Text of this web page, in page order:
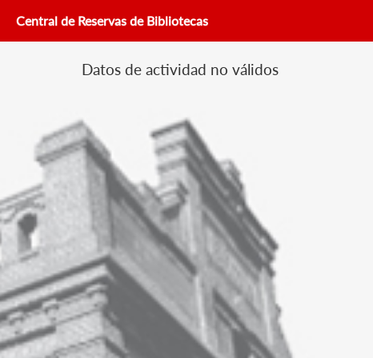
Central de Reservas de Bibliotecas
Datos de actividad no válidos